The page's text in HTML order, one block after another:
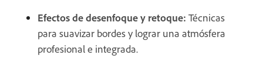
Efectos de desenfoque y retoque: Técnicas
para suavizar bordes y lograr una atmósfera
profesional e integrada.